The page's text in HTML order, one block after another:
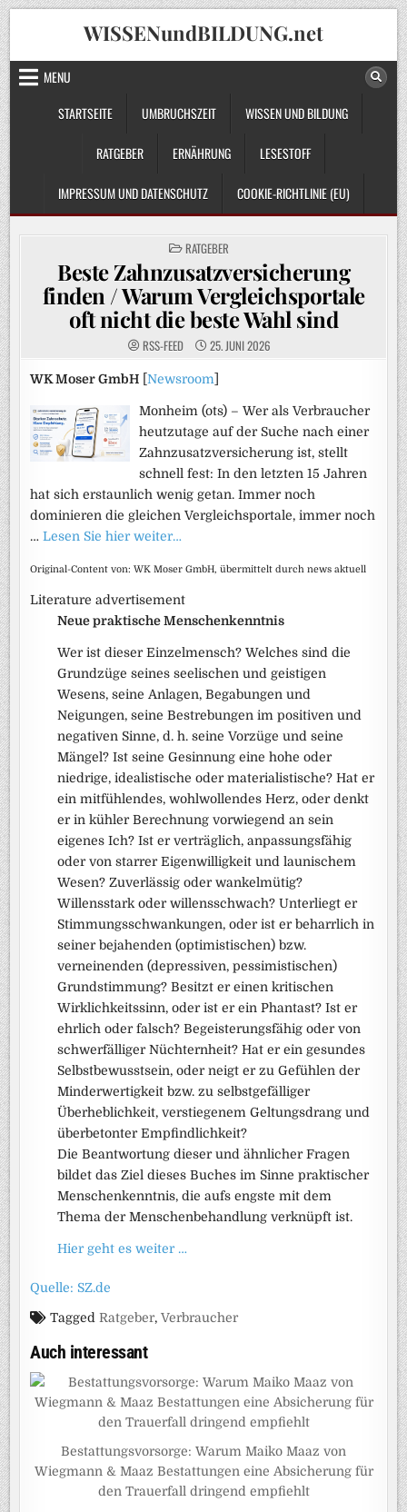
Skip
to
content
WISSENundBILDUNG.net
MENU
STARTSEITE
UMBRUCHSZEIT WISSEN UND BILDUNG
RATGEBER ERNÄHRUNG LESESTOFF
IMPRESSUM UND DATENSCHUTZ COOKIE-RICHTLINIE (EU)
POSTED
IN
RATGEBER
Beste Zahnzusatzversicherung
finden / Warum Vergleichsportale
oft nicht die beste Wahl sind
RSS-FEED 25. JUNI 2026
WK Moser GmbH [Newsroom
Monheim (ots) – Wer als Verbraucher
heutzutage auf der Suche nach einer
Zahnzusatzversicherung ist, stellt
schnell fest: In den letzten 15 Jahren
hat sich erstaunlich wenig getan. Immer noch
dominieren die gleichen Vergleichsportale, immer noch
…Lesen Sie hier weiter…
Original-Content von: WK Moser GmbH, übermittelt durch news aktuell
Literature advertisement
Neue praktische Menschenkenntnis
Wer ist dieser Einzelmensch? Welches sind die
Grundzüge seines seelischen und geistigen
Wesens, seine Anlagen, Begabungen und
Neigungen, seine Bestrebungen im positiven und
negativen Sinne, d. h. seine Vorzüge und seine
Mängel? Ist seine Gesinnung eine hohe oder
niedrige, idealistische oder materialistische? Hat er
ein mitfühlendes, wohlwollendes Herz, oder denkt
er in kühler Berechnung vorwiegend an sein
eigenes Ich? Ist er verträglich, anpassungsfähig
oder von starrer Eigenwilligkeit und launischem
Wesen? Zuverlässig oder wankelmütig?
Willensstark oder willensschwach? Unterliegt er
Stimmungsschwankungen, oder ist er beharrlich in
seiner bejahenden (optimistischen) bzw.
verneinenden (depressiven, pessimistischen)
Grundstimmung? Besitzt er einen kritischen
Wirklichkeitssinn, oder ist er ein Phantast? Ist er
ehrlich oder falsch? Begeisterungsfähig oder von
schwerfälliger Nüchternheit? Hat er ein gesundes
Selbstbewusstsein, oder neigt er zu Gefühlen der
Minderwertigkeit bzw. zu selbstgefälliger
Überheblichkeit, verstiegenem Geltungsdrang und
überbetonter Empfindlichkeit?
Die Beantwortung dieser und ähnlicher Fragen
bildet das Ziel dieses Buches im Sinne praktischer
Menschenkenntnis, die aufs engste mit dem
Thema der Menschenbehandlung verknüpft ist.
Hier geht es weiter …
Quelle: SZ.de
TaggedRatgeber,Verbraucher
Auch interessant
Bestattungsvorsorge: Warum Maiko Maaz von
Wiegmann & Maaz Bestattungen eine Absicherung für
den Trauerfall dringend empfiehlt